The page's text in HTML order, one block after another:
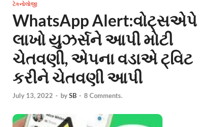
ટેકનોલોજી
WhatsApp Alert:વોટ્સએપે
લાખો યુઝર્સને આપી મોટી
ચેતવણી, એપના વડાએ ટ્વિટ
કરીને ચેતવણી આપી
July 13, 2022 - bySB - 8 Comments.